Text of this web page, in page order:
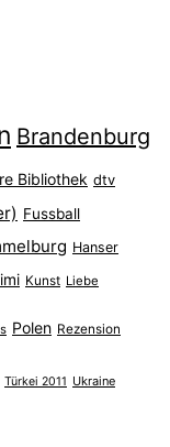
Brandenburg
Bibliothek dtv
Fussball
Hanser
Kunst Liebe
Polen Rezension
Türkei 2011 Ukraine